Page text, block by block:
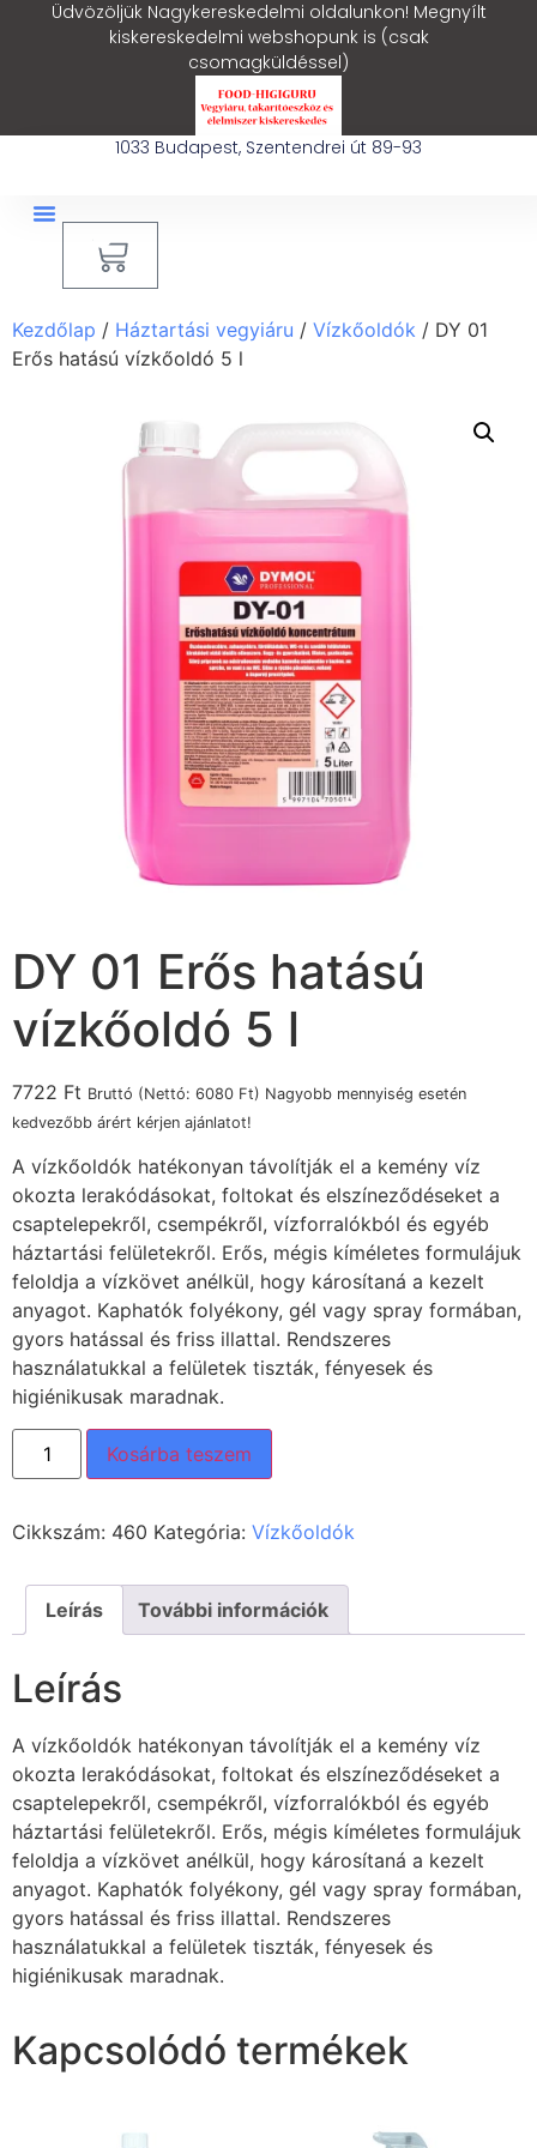
Üdvözöljük Nagykereskedelmi oldalunkon! Megnyílt
kiskereskedelmi webshopunk is (csak
csomagküldéssel)
1033 Budapest, Szentendrei út 89-93
Kezdőlap / Háztartási vegyiáru / Vízkőoldók / DY 01
Erős hatású vízkőoldó 5 l
DY 01 Erős hatású
vízkőoldó 5 l
7722 Ft Bruttó (Nettó: 6080 Ft) Nagyobb mennyiség esetén
kedvezőbb árért kérjen ajánlatot!
A vízkőoldók hatékonyan távolítják el a kemény víz
okozta lerakódásokat, foltokat és elszíneződéseket a
csaptelepekről, csempékről, vízforralókból és egyéb
háztartási felületekről. Erős, mégis kíméletes formulájuk
feloldja a vízkövet anélkül, hogy károsítaná a kezelt
anyagot. Kaphatók folyékony, gél vagy spray formában,
gyors hatással és friss illattal. Rendszeres
használatukkal a felületek tiszták, fényesek és
higiénikusak maradnak.
Kosárba teszem
Cikkszám: 460 Kategória: Vízkőoldók
Leírás További információk
Leírás
A vízkőoldók hatékonyan távolítják el a kemény víz
okozta lerakódásokat, foltokat és elszíneződéseket a
csaptelepekről, csempékről, vízforralókból és egyéb
háztartási felületekről. Erős, mégis kíméletes formulájuk
feloldja a vízkövet anélkül, hogy károsítaná a kezelt
anyagot. Kaphatók folyékony, gél vagy spray formában,
gyors hatással és friss illattal. Rendszeres
használatukkal a felületek tiszták, fényesek és
higiénikusak maradnak.
Kapcsolódó termékek